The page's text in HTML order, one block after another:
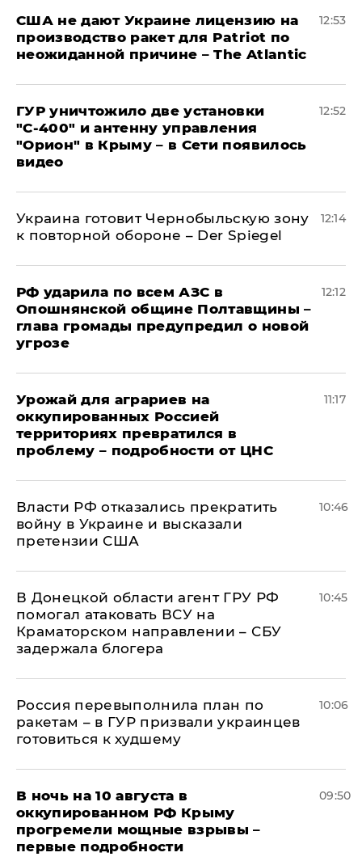
США не дают Украине лицензию на
производство ракет для Patriot по
неожиданной причине – The Atlantic
12:53
ГУР уничтожило две установки
"С‑400" и антенну управления
"Орион" в Крыму – в Сети появилось
видео
12:52
Украина готовит Чернобыльскую зону
к повторной обороне – Der Spiegel
12:14
РФ ударила по всем АЗС в
Опошнянской общине Полтавщины –
глава громады предупредил о новой
угрозе
12:12
Урожай для аграриев на
оккупированных Россией
территориях превратился в
проблему – подробности от ЦНС
11:17
Власти РФ отказались прекратить
войну в Украине и высказали
претензии США
10:46
В Донецкой области агент ГРУ РФ
помогал атаковать ВСУ на
Краматорском направлении – СБУ
задержала блогера
10:45
Россия перевыполнила план по
ракетам – в ГУР призвали украинцев
готовиться к худшему
10:06
В ночь на 10 августа в
оккупированном РФ Крыму
прогремели мощные взрывы –
первые подробности
09:50